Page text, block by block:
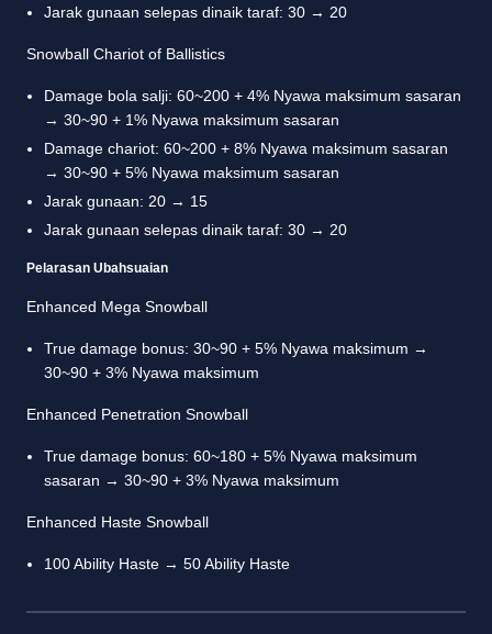
Jarak gunaan selepas dinaik taraf: 30 → 20
Snowball Chariot of Ballistics
Damage bola salji: 60~200 + 4% Nyawa maksimum sasaran
→ 30~90 + 1% Nyawa maksimum sasaran
Damage chariot: 60~200 + 8% Nyawa maksimum sasaran
→ 30~90 + 5% Nyawa maksimum sasaran
Jarak gunaan: 20 → 15
Jarak gunaan selepas dinaik taraf: 30 → 20
Pelarasan Ubahsuaian
Enhanced Mega Snowball
True damage bonus: 30~90 + 5% Nyawa maksimum →
30~90 + 3% Nyawa maksimum
Enhanced Penetration Snowball
True damage bonus: 60~180 + 5% Nyawa maksimum
sasaran → 30~90 + 3% Nyawa maksimum
Enhanced Haste Snowball
100 Ability Haste → 50 Ability Haste